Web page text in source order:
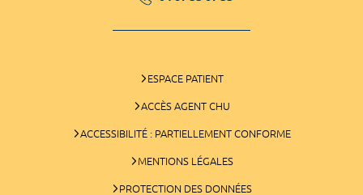
ESPACE PATIENT
ACCÈS AGENT CHU
ACCESSIBILITÉ : PARTIELLEMENT CONFORME
MENTIONS LÉGALES
PROTECTION DES DONNÉES